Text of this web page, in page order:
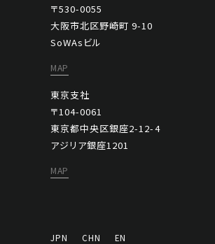
〒530-0055
大阪市北区野崎町 9-10
SoWAsビル
MAP
東京支社
〒104-0061
東京都中央区銀座2-12-4
アジリア銀座1201
MAP
JPN CHN EN